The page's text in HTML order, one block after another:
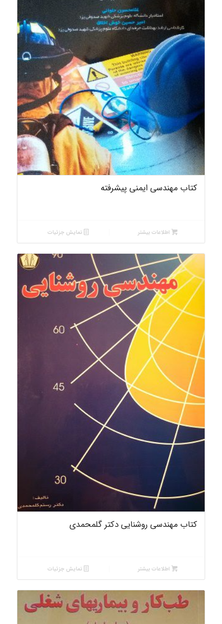
کتاب مهندسی ایمنی پیشرفته
اطلاعات بیشتر نمایش جزئیات
کتاب مهندسی روشنایی دکتر گلمحمدی
اطلاعات بیشتر نمایش جزئیات